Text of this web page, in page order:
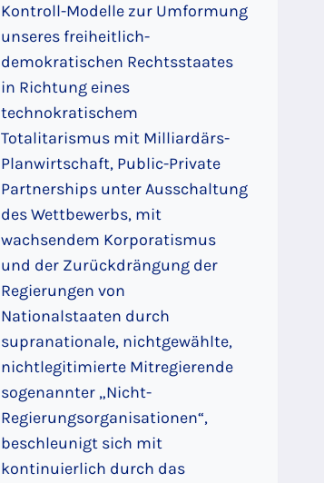
Kontroll-Modelle zur Umformung
unseres freiheitlich-
demokratischen Rechtsstaates
in Richtung eines
technokratischem
Totalitarismus mit Milliardärs-
Planwirtschaft, Public-Private
Partnerships unter Ausschaltung
des Wettbewerbs, mit
wachsendem Korporatismus
und der Zurückdrängung der
Regierungen von
Nationalstaaten durch
supranationale, nichtgewählte,
nichtlegitimierte Mitregierende
sogenannter „Nicht-
Regierungsorganisationen“,
beschleunigt sich mit
kontinuierlich durch das